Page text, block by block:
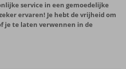
service in een gemoedelijke
ervaren! Je hebt de vrijheid om
je te laten verwennen in de